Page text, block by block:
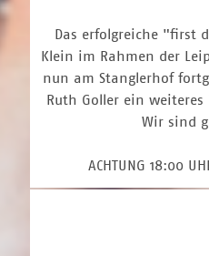
Das erfolgreiche "first
Klein im Rahmen der
nun am Stanglerhof
Ruth Goller ein
Wir sind
ACHTUNG 18:00